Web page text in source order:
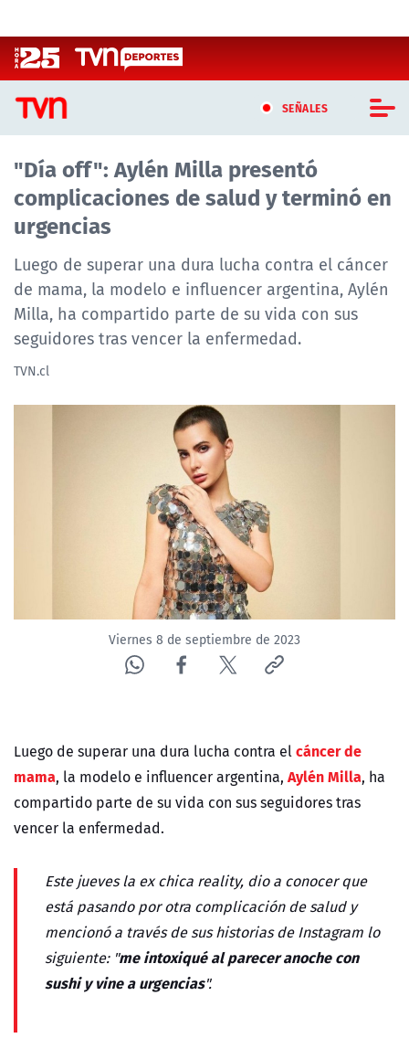
SEÑALES
CASTING MASTERCHEF CHILE
CASTING TVN VERTICAL
TVN VERTICAL
TVN PLAY
PROGRAMAS
ACTUALIDAD Y TENDENCIAS
CORPORATIVO Y TRANSPARENCIA
CANAL DE DENUNCIAS
ÁREA DE PROYECTOS
"Día off": Aylén Milla presentó
complicaciones de salud y terminó en
urgencias
Luego de superar una dura lucha contra el cáncer
de mama, la modelo e influencer argentina, Aylén
Milla, ha compartido parte de su vida con sus
seguidores tras vencer la enfermedad.
TVN.cl
Viernes 8 de septiembre de 2023
Luego de superar una dura lucha contra elcáncer de
mama, la modelo e influencer argentina, Aylén Milla, ha
compartido parte de su vida con sus seguidores tras
vencer la enfermedad.
Este jueves la ex chica reality, dio a conocer que
está pasando por otra complicación de salud y
mencionó a través de sus historias de Instagram lo
siguiente: "me intoxiqué al parecer anoche con
sushi y vine a urgencias".